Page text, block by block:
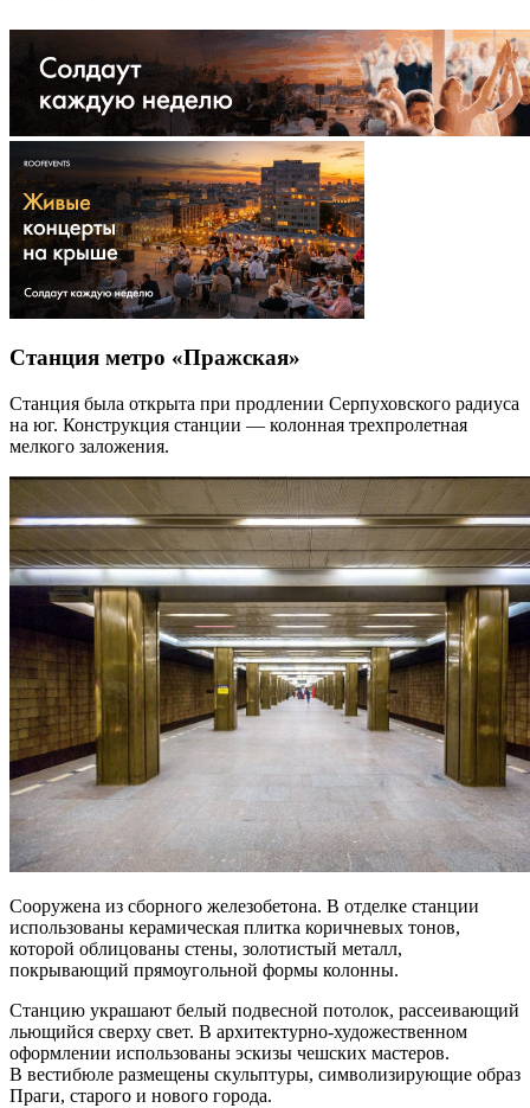
Станция метро «Пражская»
Станция была открыта при продлении Серпуховского радиуса
на юг. Конструкция станции — колонная трехпролетная
мелкого заложения.
Сооружена из сборного железобетона. В отделке станции
использованы керамическая плитка коричневых тонов,
которой облицованы стены, золотистый металл,
покрывающий прямоугольной формы колонны.
Станцию украшают белый подвесной потолок, рассеивающий
льющийся сверху свет. В архитектурно-художественном
оформлении использованы эскизы чешских мастеров.
В вестибюле размещены скульптуры, символизирующие образ
Праги, старого и нового города.